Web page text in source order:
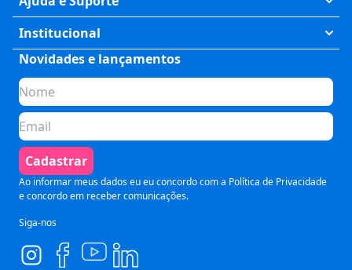
Humanas
Saúde
Tecnologia
Preparatórios
Comunicação
Pós Graduação
Meus Cursos
Fale Conosco
Perguntas Frequentes
Formas de Pagamento
Política de Cancelamento
Termos de Uso
Segurança e Privacidade
Institucional
Quem somos
Planos de assinatura
Para Empresas
Seja um parceiro
Blog
Novidades e lançamentos
Cadastrar
Ao informar meus dados eu eu concordo com a Política de Privacidade
e concordo em receber comunicações.
Siga-nos